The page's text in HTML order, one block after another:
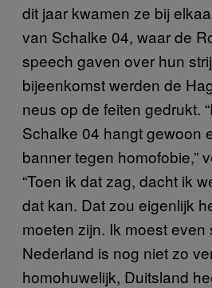
dit jaar kwamen ze bij
van Schalke 04, waar de
speech gaven over hun
bijeenkomst werden de
neus op de feiten gedrukt.
Schalke 04 hangt gewoon
banner tegen homofobie,”
“Toen ik dat zag, dacht ik
dat kan. Dat zou eigenlijk
moeten zijn. Ik moest even
Nederland is nog niet zo
homohuwelijk, Duitsland